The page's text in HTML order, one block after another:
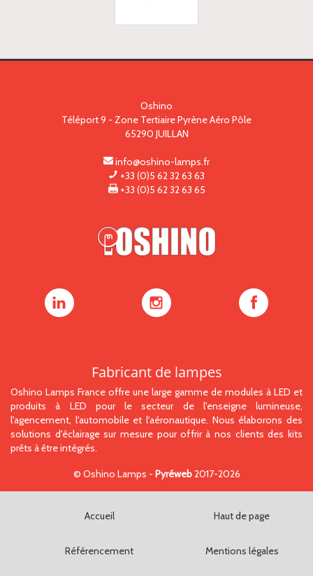
Oshino
Téléport 9 - Zone Tertiaire Pyrène Aéro Pôle
65290 JUILLAN
info@oshino-lamps.fr
+33 (0)5 62 32 63 63
+33 (0)5 62 32 63 65
Oshino
Oshino
Oshino
Fabricant de lampes
Oshino Lamps France offre une large gamme de modules à LED et
produits à LED pour le secteur de l'enseigne lumineuse,
l'agencement, l'automobile et l'aéronautique. Nous élaborons des
solutions d'éclairage sur mesure pour offrir à nos clients des kits
prêts à être intégrés.
© Oshino Lamps - Pyréweb2017-2026
Accueil Haut de page
Référencement Mentions légales